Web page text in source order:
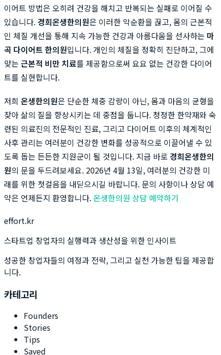
이어트 방법은 오히려 건강을 해치고 반복되는 실패로 이어질 수
있습니다. 경희온생한의원은 이러한 악순환을 끊고, 몸의 근본적
인 체질 개선을 통해 지속 가능한 건강과 아름다움을 선사하는 마
곡 다이어트 한의원입니다. 개인의 체질을 정확히 진단하고, 그에
맞는 근본적 비만 치료를 제공함으로써 요요 없는 건강한 다이어
트를 실현합니다.
저희 온생한의원은 단순한 체중 감량이 아닌, 몸과 마음의 균형을
찾아 삶의 질을 향상시키는 데 중점을 둡니다. 청정한 한약재와 숙
련된 의료진의 전문적인 진료, 그리고 다이어트 이후의 체계적인
사후 관리는 여러분이 건강한 변화를 성공적으로 이끌어낼 수 있
도록 돕는 든든한 지원군이 될 것입니다. 지금 바로 경희온생한의
원의 문을 두드려보세요. 2026년 4월 13일, 여러분의 건강한 미
래를 위한 첫걸음을 내딛으시길 바랍니다. 문의 사항이나 상담 예
약은 언제든지 환영합니다.온생한의원 상담 예약하기
effort.kr
스타트업 창업자의 실행력과 생산성을 위한 인사이트
성공한 창업자들의 여정과 전략, 그리고 실천 가능한 팁을 제공합
니다.
카테고리
Founders
Stories
Tips
Saved